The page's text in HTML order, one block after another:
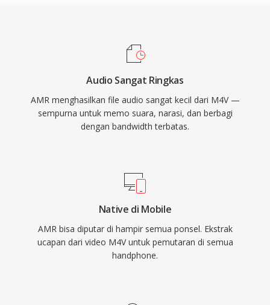
bawaan, yang mengurangi transmisi saat
karena bandwidth-nya yang sempit (300-3400
Hz), format ini unggul dalam menghasilkan
ucapan yang jelas di bawah kondisi jaringan
yang menantang.
Audio Sangat Ringkas
AMR menghasilkan file audio sangat kecil dari M4V —
sempurna untuk memo suara, narasi, dan berbagi
dengan bandwidth terbatas.
Native di Mobile
AMR bisa diputar di hampir semua ponsel. Ekstrak
ucapan dari video M4V untuk pemutaran di semua
handphone.